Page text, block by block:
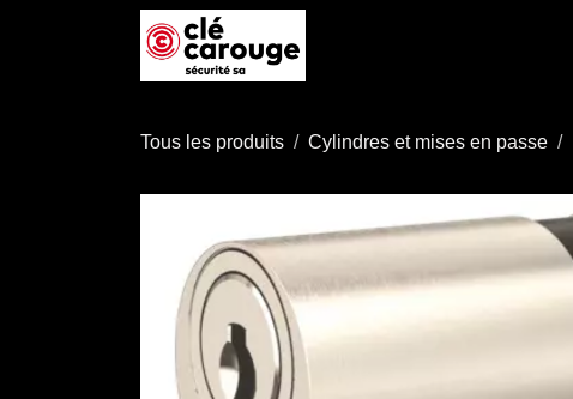
Se rendre au contenu
Tous les produits Cylindres et mises en passe